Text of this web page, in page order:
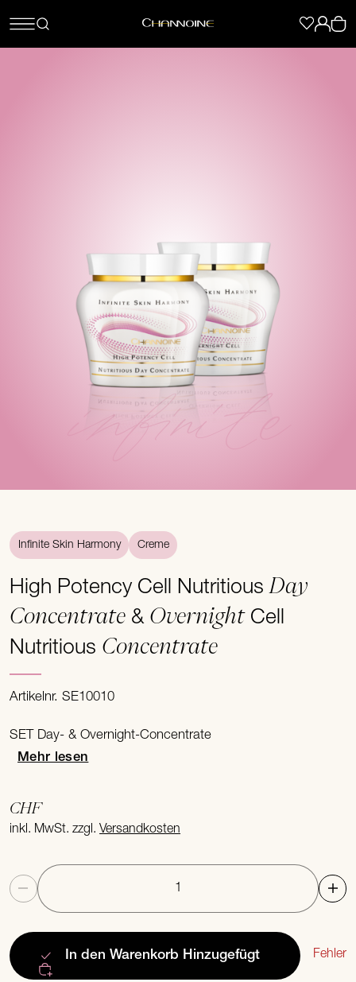
infinite
Infinite Skin Harmony Creme
High Potency Cell NutritiousDay
Concentrate & OvernightCell
Nutritious Concentrate
Artikelnr. SE10010
SET Day- & Overnight-Concentrate
Mehr lesen
CHF
inkl. MwSt. zzgl.Versandkosten
Anzahl
In den Warenkorb Hinzugefügt Fehler